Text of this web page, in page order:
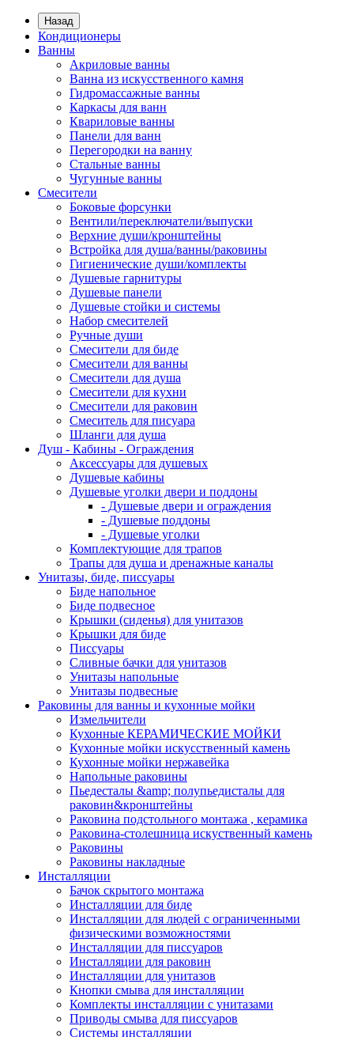
Назад
Кондиционеры
Ванны
Акриловые ванны
Ванна из искусственного камня
Гидромассажные ванны
Каркасы для ванн
Квариловые ванны
Панели для ванн
Перегородки на ванну
Стальные ванны
Чугунные ванны
Смесители
Боковые форсунки
Вентили/переключатели/выпуски
Верхние души/кронштейны
Встройка для душа/ванны/раковины
Гигиенические души/комплекты
Душевые гарнитуры
Душевые панели
Душевые стойки и системы
Набор смесителей
Ручные души
Смесители для биде
Смесители для ванны
Смесители для душа
Смесители для кухни
Смесители для раковин
Смеситель для писуара
Шланги для душа
Душ - Кабины - Ограждения
Аксессуары для душевых
Душевые кабины
Душевые уголки двери и поддоны
- Душевые двери и ограждения
- Душевые поддоны
- Душевые уголки
Комплектующие для трапов
Трапы для душа и дренажные каналы
Унитазы, биде, писсуары
Биде напольное
Биде подвесное
Крышки (сиденья) для унитазов
Крышки для биде
Писсуары
Сливные бачки для унитазов
Унитазы напольные
Унитазы подвесные
Раковины для ванны и кухонные мойки
Измельчители
Кухонные КЕРАМИЧЕСКИЕ МОЙКИ
Кухонные мойки искусственный камень
Кухонные мойки нержавейка
Напольные раковины
Пьедесталы &amp; полупьедисталы для
раковин&кронштейны
Раковина подстольного монтажа , керамика
Раковина-столешница искуственный камень
Раковины
Раковины накладные
Инсталляции
Бачок скрытого монтажа
Инсталляции для биде
Инсталляции для людей с ограниченными
физическими возможностями
Инсталляции для писсуаров
Инсталляции для раковин
Инсталляции для унитазов
Кнопки смыва для инсталляции
Комплекты инсталляции с унитазами
Приводы смыва для писсуаров
Системы инсталляции